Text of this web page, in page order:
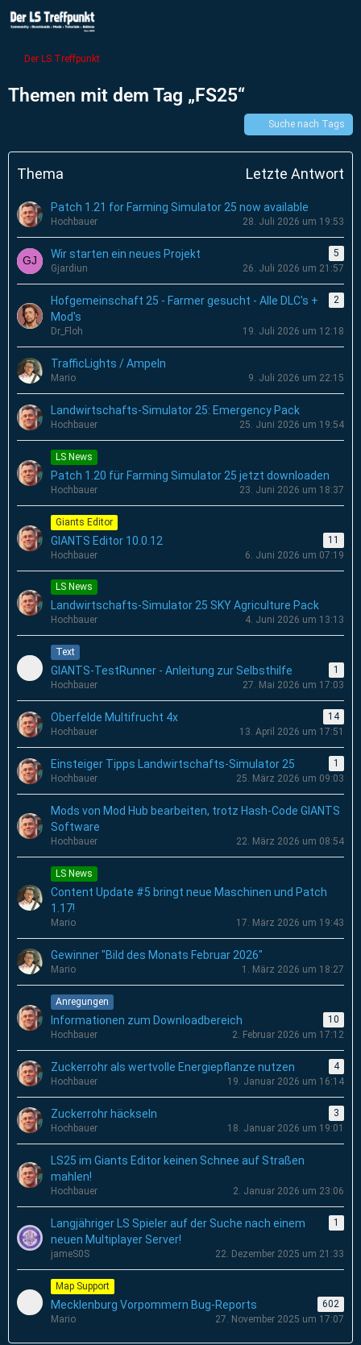
Der LS Treffpunkt
Themen mit dem Tag „FS25“
Suche nach Tags
Thema Letzte Antwort
Patch 1.21 for Farming Simulator 25 now available
Hochbauer 28. Juli 2026 um 19:53
Wir starten ein neues Projekt
5
Gjardiun
26. Juli 2026 um 21:57
Hofgemeinschaft 25 - Farmer gesucht - Alle DLC's +
Mod's
2
Dr_Floh 19. Juli 2026 um 12:18
TrafficLights / Ampeln
Mario 9. Juli 2026 um 22:15
Landwirtschafts-Simulator 25: Emergency Pack
Hochbauer 25. Juni 2026 um 19:54
LS News
Patch 1.20 für Farming Simulator 25 jetzt downloaden
Hochbauer 23. Juni 2026 um 18:37
Giants Editor
GIANTS Editor 10.0.12
11
Hochbauer
6. Juni 2026 um 07:19
LS News
Landwirtschafts-Simulator 25 SKY Agriculture Pack
Hochbauer 4. Juni 2026 um 13:13
Text
GIANTS-TestRunner - Anleitung zur Selbsthilfe
1
Hochbauer
27. Mai 2026 um 17:03
Oberfelde Multifrucht 4x
14
Hochbauer
13. April 2026 um 17:51
Einsteiger Tipps Landwirtschafts-Simulator 25
1
Hochbauer
25. März 2026 um 09:03
Mods von Mod Hub bearbeiten, trotz Hash-Code GIANTS
Software
Hochbauer 22. März 2026 um 08:54
LS News
Content Update #5 bringt neue Maschinen und Patch
1.17!
Mario 17. März 2026 um 19:43
Gewinner "Bild des Monats Februar 2026"
Mario 1. März 2026 um 18:27
Anregungen
Informationen zum Downloadbereich
10
Hochbauer
2. Februar 2026 um 17:12
Zuckerrohr als wertvolle Energiepflanze nutzen
4
Hochbauer
19. Januar 2026 um 16:14
Zuckerrohr häckseln
3
Hochbauer
18. Januar 2026 um 19:01
LS25 im Giants Editor keinen Schnee auf Straßen
mahlen!
Hochbauer 2. Januar 2026 um 23:06
Langjähriger LS Spieler auf der Suche nach einem
neuen Multiplayer Server!
1
jameS0S 22. Dezember 2025 um 21:33
Map Support
Mecklenburg Vorpommern Bug-Reports
602
Mario
27. November 2025 um 17:07